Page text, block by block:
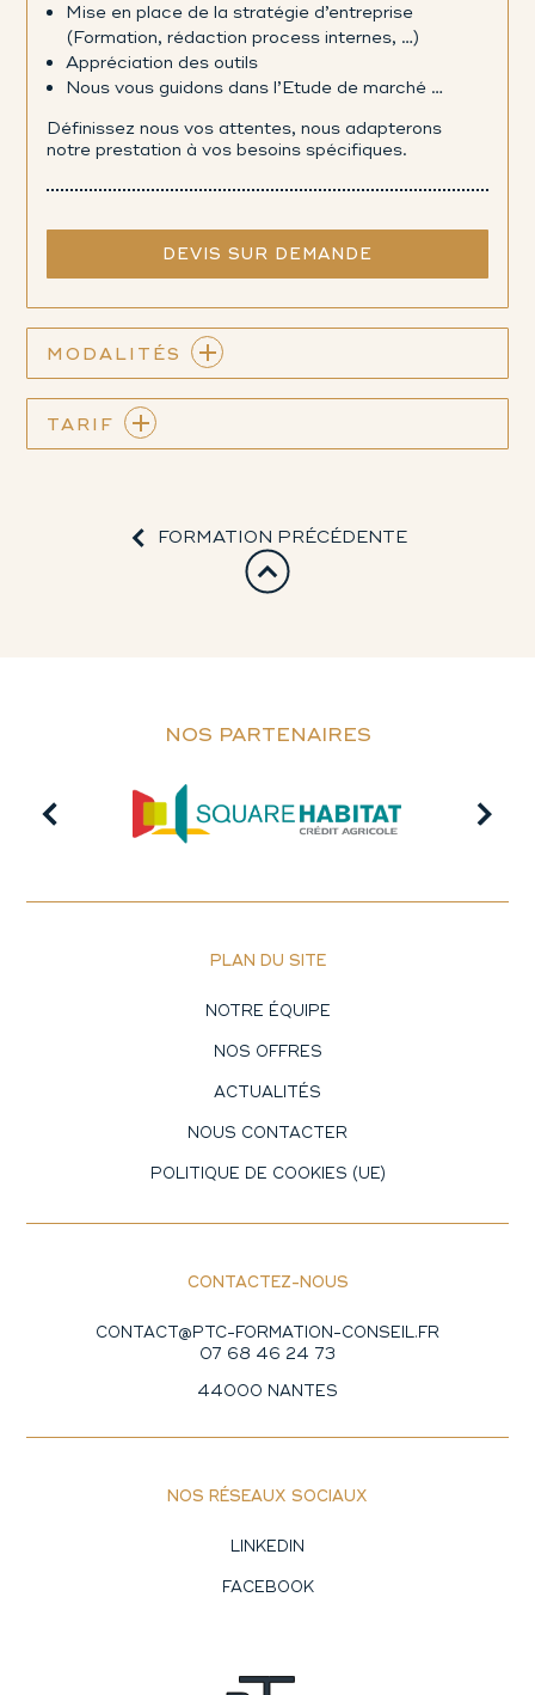
Mise en place de la stratégie d’entreprise
(Formation, rédaction process internes, …)
Appréciation des outils
Nous vous guidons dans l’Etude de marché …
Définissez nous vos attentes, nous adapterons
notre prestation à vos besoins spécifiques.
DEVIS SUR DEMANDE
MODALITÉS
TARIF
FORMATION PRÉCÉDENTE
NOS PARTENAIRES
PLAN DU SITE
NOTRE ÉQUIPE
NOS OFFRES
ACTUALITÉS
NOUS CONTACTER
POLITIQUE DE COOKIES (UE)
CONTACTEZ-NOUS
CONTACT@PTC-FORMATION-CONSEIL.FR
07 68 46 24 73
44000 NANTES
NOS RÉSEAUX SOCIAUX
LINKEDIN
FACEBOOK